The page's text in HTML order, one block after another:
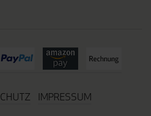
IMPRESSUM